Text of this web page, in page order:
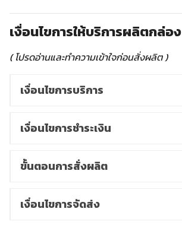
เงื่อนไขการให้บริการผลิตกล่อง
( โปรดอ่านและทำความเข้าใจก่อนสั่งผลิต )
เงื่อนไขการบริการ
เงื่อนไขการชำระเงิน
ขั้นตอนการสั่งผลิต
เงื่อนไขการจัดส่ง